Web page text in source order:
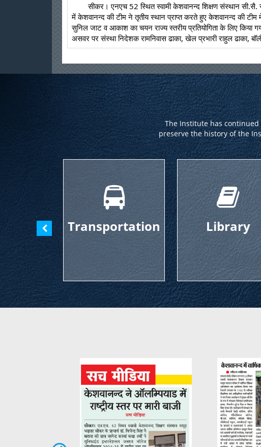
	सीकर। एनएच 52 स्थित स्वामी केशवानन्द शिक्षण संस्थान सी.सै. स्कूल भढाडर सीकर की वॉलीबॉल टीम नें 65वीं जिला स्तरीय प्रतियोगिओं में अपना परचम लहराया है। जिला स्तरीय वॉलीबॉल प्रतियोगिता
में केशवानन्द की टीम ने तृतीय स्थान प्राप्त करते हुए केशवानन्द की टीम
सुनिल जाट व आकाश का चयन राज्य स्तरीय प्रतियोगिता के लिए किया
असवर पर संस्था निदेशक रामनिवास ढाका, खेल प्रभारी राहुल ढाका,
The Institute has
preserve the history of the
Transportation Library